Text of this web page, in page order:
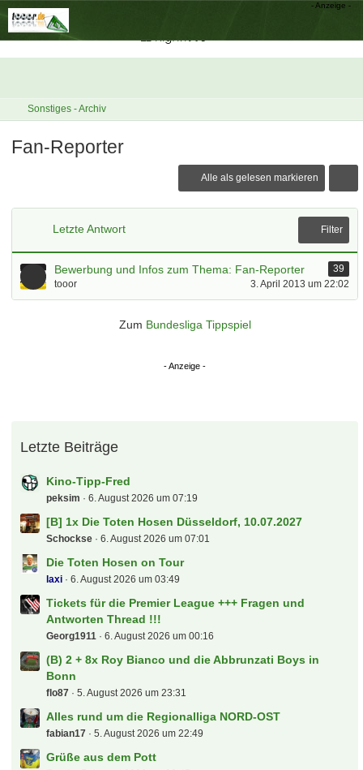
Sonstiges - Archiv
Fan-Reporter
Alle als gelesen markieren
Letzte Antwort Filter
Bewerbung und Infos zum Thema: Fan-Reporter
39
tooor
3. April 2013 um 22:02
Zum Bundesliga Tippspiel